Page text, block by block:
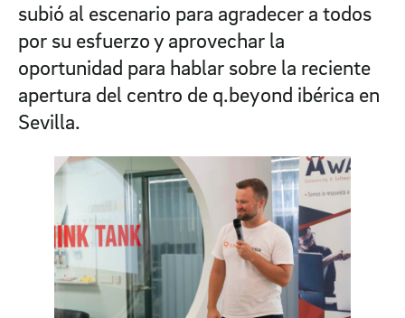
subió al escenario para agradecer a todos
por su esfuerzo y aprovechar la
oportunidad para hablar sobre la reciente
apertura del centro de q.beyond ibérica en
Sevilla.